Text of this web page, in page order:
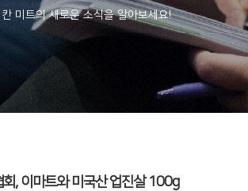
미트의 새로운 소식을 알아보세요!
회, 이마트와 미국산 업진살 100g